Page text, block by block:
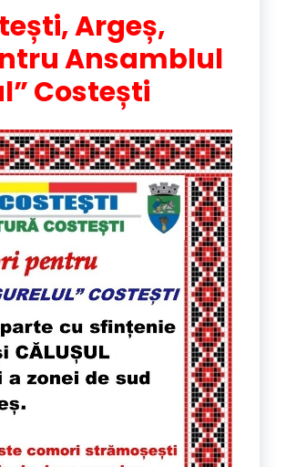
Argeș,
Ansamblul
Costești